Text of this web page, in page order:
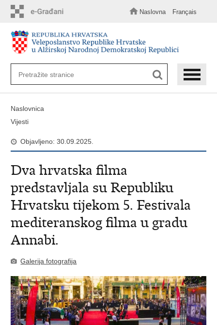
sadržaj
Naslovna Français
Naslovnica
Vijesti
Objavljeno: 30.09.2025.
Dva hrvatska filma
predstavljala su Republiku
Hrvatsku tijekom 5. Festivala
mediteranskog filma u gradu
Annabi.
Galerija fotografija